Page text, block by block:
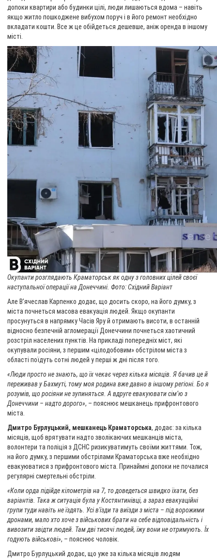
допоки квартири або будинки цілі, люди лишаються вдома – навіть
якщо житло пошкоджене вибухом поруч і в його ремонт необхідно
вкладати кошти. Все ж це обійдеться дешевше, аніж оренда в іншому
місті.
Окупанти розглядають Краматорськ як одну з головних цілей своєї
наступальної операції на Донеччині. Фото: Східний Варіант
Але В’ячеслав Карпенко додає, що досить скоро, на його думку, з
міста почнеться масова евакуація людей. Якщо окупанти
просунуться в напрямку Часів Яру й отримають висоти, в останній
відносно безпечній агломерації Донеччини почнеться хаотичний
розстріл населених пунктів. На прикладі попередніх міст, які
окупували росіяни, з першим «цілодобовим» обстрілом міста з
області поїдуть сотні людей у перші ж дні після того.
«Люди просто не знають, що їх чекає через кілька місяців. Я бачив це й
переживав у Бахмуті, тому моя родина вже давно в іншому регіоні. Бо я
розумів, що росіяни не зупиняться. А вдруге евакуювати сім’ю з
Донеччини – надто дорого», – пояснює мешканець прифронтового
міста.
Дмитро Бурлуцький, мешканець Краматорська, додає: за кілька
місяців, щоб врятувати надто зволікаючих мешканців міста,
волонтери та поліція з ДСНС ризикуватимуть своїми життями. Тож,
на його думку, з першими обстрілами Краматорська вже необхідно
евакуюватися з прифронтового міста. Принаймні допоки не почалися
регулярні смертельні обстріли.
«Коли орда підійде кілометрів на 7, то доведеться швидко їхати, без
варіантів. Така ж ситуація була у Костянтинівці, а зараз евакуаційні
групи туди навіть не їздять. Усі в'їзди та виїзди з міста – під ворожими
дронами, мало хто хоче з військових брати на себе відповідальність і
вивозити звідти людей. Там дві тисячі людей, їжу вони не отримують. Їх
годують військові», – пояснює чоловік.
Дмитро Бурлуцький додає, що уже за кілька місяців людям